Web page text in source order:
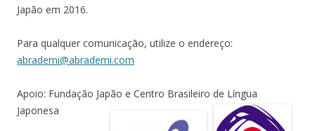
Japão em 2016.
Para qualquer comunicação, utilize o endereço:
abrademi@abrademi.com
Apoio: Fundação Japão e Centro Brasileiro de Língua
Japonesa